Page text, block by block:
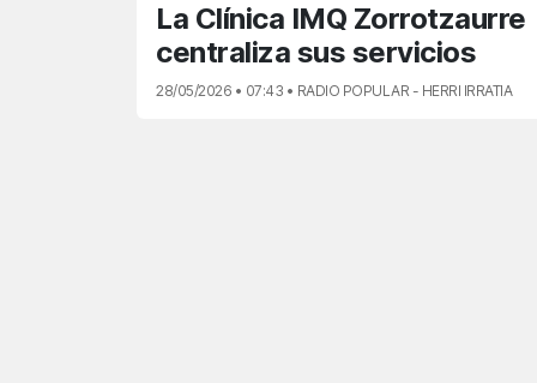
La Clínica IMQ Zorrotzaurre
centraliza sus servicios
28/05/2026 • 07:43 • RADIO POPULAR - HERRI IRRATIA